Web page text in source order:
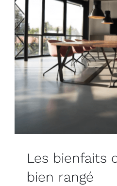
Les bienfaits
bien rangé